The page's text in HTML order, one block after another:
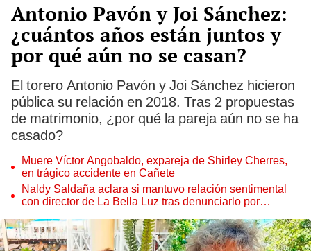
Antonio Pavón y Joi Sánchez:
¿cuántos años están juntos y
por qué aún no se casan?
El torero Antonio Pavón y Joi Sánchez hicieron
pública su relación en 2018. Tras 2 propuestas
de matrimonio, ¿por qué la pareja aún no se ha
casado?
Muere Víctor Angobaldo, expareja de Shirley Cherres,
en trágico accidente en Cañete
Naldy Saldaña aclara si mantuvo relación sentimental
con director de La Bella Luz tras denunciarlo por